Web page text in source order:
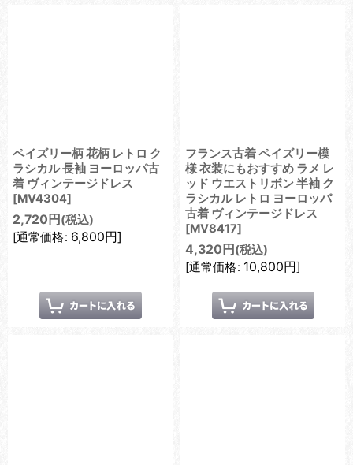
ペイズリー柄 花柄 レトロ ク
ラシカル 長袖 ヨーロッパ古
着 ヴィンテージドレス
[MV4304]
2,720 円 (税込)
[通常価格: 6,800円]
フランス古着 ペイズリー模
様 衣装にもおすすめ ラメ レ
ッド ウエストリボン 半袖 ク
ラシカル レトロ ヨーロッパ
古着 ヴィンテージドレス
[MV8417]
4,320 円 (税込)
[通常価格: 10,800円]